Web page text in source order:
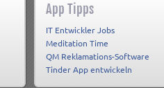
App Tipps
IT Entwickler Jobs
Meditation Time
QM Reklamations-Software
Tinder App entwickeln